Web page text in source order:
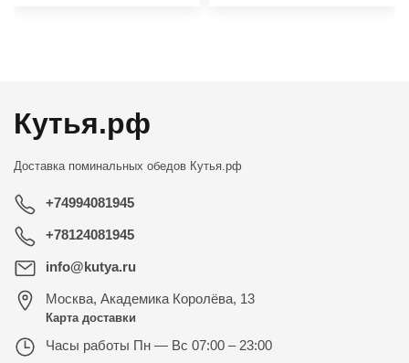
Кутья.рф
Доставка поминальных обедов Кутья.рф
+74994081945
+78124081945
info@kutya.ru
Москва, Академика Королёва, 13
Карта доставки
Часы работы Пн — Вс 07:00 – 23:00